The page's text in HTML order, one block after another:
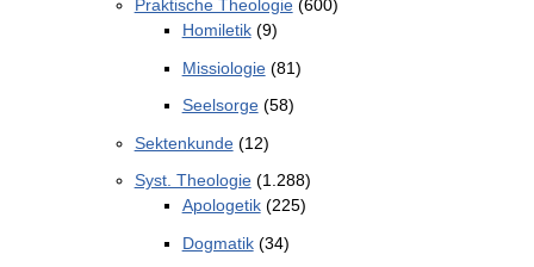
Praktische Theologie(600)
Homiletik(9)
Missiologie(81)
Seelsorge(58)
Sektenkunde(12)
Syst. Theologie(1.288)
Apologetik(225)
Dogmatik(34)